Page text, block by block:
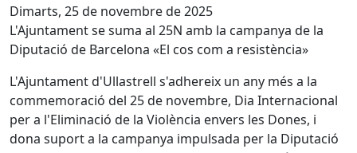
Dimarts, 25 de novembre de 2025
L'Ajuntament se suma al 25N amb la campanya de la
Diputació de Barcelona «El cos com a resistència»
L'Ajuntament d'Ullastrell s'adhereix un any més a la
commemoració del 25 de novembre, Dia Internacional
per a l'Eliminació de la Violència envers les Dones, i
dona suport a la campanya impulsada per la Diputació